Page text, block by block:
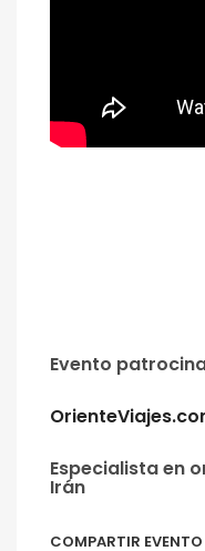
Evento
Especialista en
Irán
COMPARTIR EVENTO